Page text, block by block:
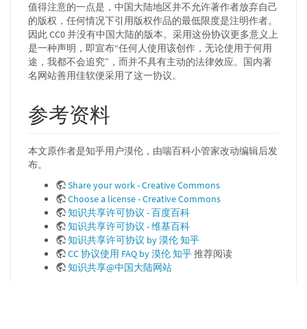
值得注意的一点是，中国大陆地区并不允许著作者放弃自己
的版权，任何情况下引用版权作品的最低限度是注明作者。
因此 CC0 并没有中国大陆的版本。采用这份协议更多意义上
是一种声明，即宣布“任何人使用该创作，无论使用于何用
途，我都不会追究”，而并不具有主动的法律效应。国内著
名网站善用佳软便采用了这一协议。
参考资料
本文原作者是知乎用户漠伦，由喘百科小管家改动编辑后发
布。
Share your work - Creative Commons
Choose a license - Creative Commons
知识共享许可协议 - 百度百科
知识共享许可协议 - 维基百科
知识共享许可协议 by 漠伦 知乎
CC 协议使用 FAQ by 漠伦 知乎推荐阅读
知识共享@中国大陆网站